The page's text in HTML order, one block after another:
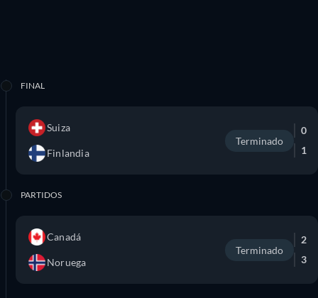
FINAL
Suiza
Finlandia
Terminado
0
1
PARTIDOS
Canadá
Noruega
Terminado
2
3